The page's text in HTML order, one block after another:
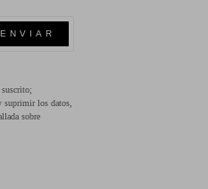
ENVIAR
suprimir los datos,
sobre